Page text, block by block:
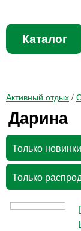
Каталог
Активный отдых /
Дарина
Только новинки
Только